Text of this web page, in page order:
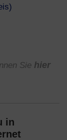
Sie hier
in